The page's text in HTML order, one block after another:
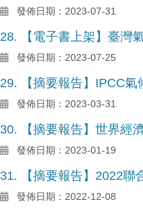
發佈日期：2023-07-31
28. 【電子書上架】臺灣
發佈日期：2023-07-25
29. 【摘要報告】IPCC
發佈日期：2023-03-31
30. 【摘要報告】世界經
發佈日期：2023-01-19
31. 【摘要報告】2022聯
發佈日期：2022-12-08